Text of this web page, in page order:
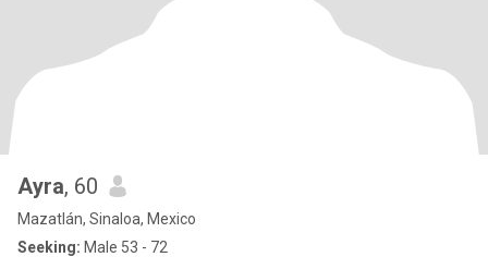
Ayra, 60
Mazatlán, Sinaloa, Mexico
Seeking: Male 53 - 72